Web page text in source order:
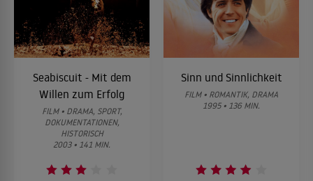
Seabiscuit - Mit dem
Willen zum Erfolg
FILM • DRAMA, SPORT,
DOKUMENTATIONEN,
HISTORISCH
2003 • 141 MIN.
Sinn und Sinnlichkeit
FILM • ROMANTIK, DRAMA
1995 • 136 MIN.